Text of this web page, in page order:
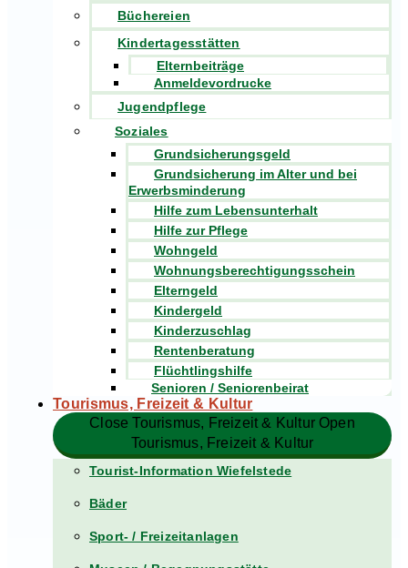
Büchereien
Kindertagesstätten
Elternbeiträge
Anmeldevordrucke
Jugendpflege
Soziales
Grundsicherungsgeld
Grundsicherung im Alter und bei
Erwerbsminderung
Hilfe zum Lebensunterhalt
Hilfe zur Pflege
Wohngeld
Wohnungsberechtigungsschein
Elterngeld
Kindergeld
Kinderzuschlag
Rentenberatung
Flüchtlingshilfe
Senioren / Seniorenbeirat
Tourismus, Freizeit & Kultur
Close Tourismus, Freizeit & Kultur Open
Tourismus, Freizeit & Kultur
Tourist-Information Wiefelstede
Bäder
Sport- / Freizeitanlagen